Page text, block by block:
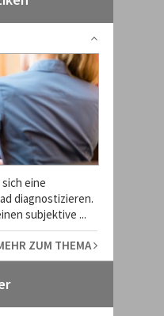
eine
diagnostizieren.
subjektive ...
ZUM THEMA